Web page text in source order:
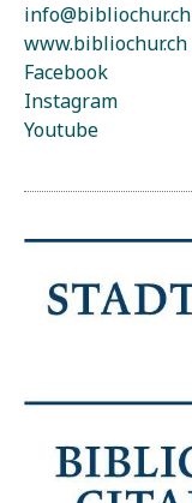
info@bibliochur.ch
www.bibliochur.ch
Facebook
Instagram
Youtube